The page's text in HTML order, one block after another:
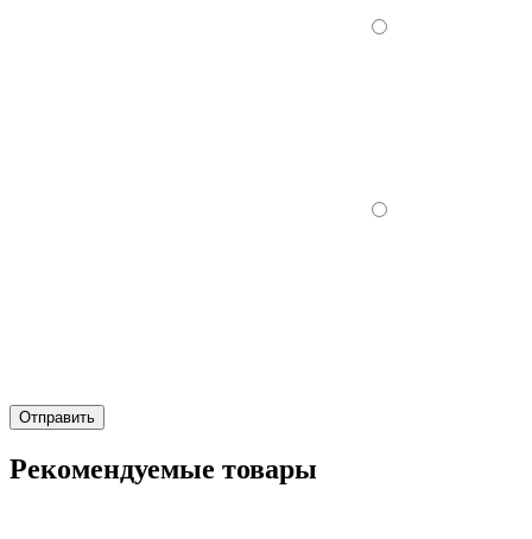
Отправить
Рекомендуемые товары